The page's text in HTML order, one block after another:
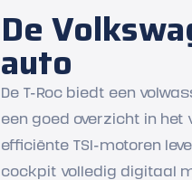
De
auto
De T-Roc biedt een
een goed overzicht in
efficiënte TSI-motoren
cockpit volledig digitaal